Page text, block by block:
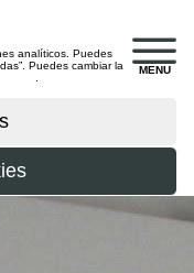
MENU
analíticos. Puedes
Puedes cambiar la